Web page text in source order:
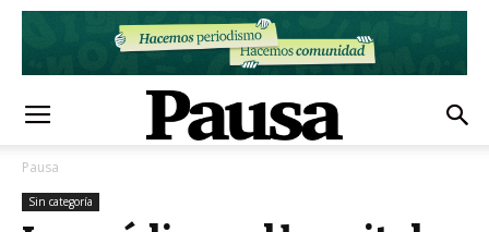
Pausa
Sin categoría